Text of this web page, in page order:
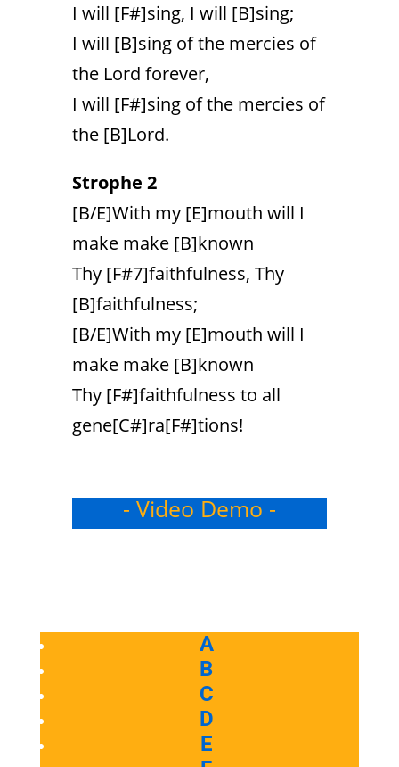
I will [F#]sing, I will [B]sing;
I will [B]sing of the mercies of
the Lord forever,
I will [F#]sing of the mercies of
the [B]Lord.
Strophe 2
[B/E]With my [E]mouth will I
make make [B]known
Thy [F#7]faithfulness, Thy
[B]faithfulness;
[B/E]With my [E]mouth will I
make make [B]known
Thy [F#]faithfulness to all
gene[C#]ra[F#]tions!
- Video Demo -
A
B
C
D
E